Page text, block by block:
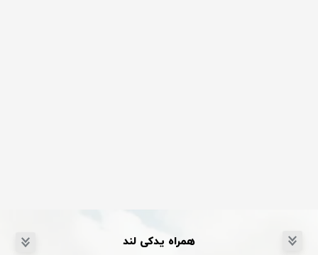
همراه یدکی لند